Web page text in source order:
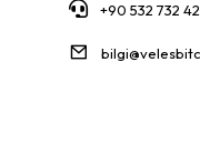
+90 532 732